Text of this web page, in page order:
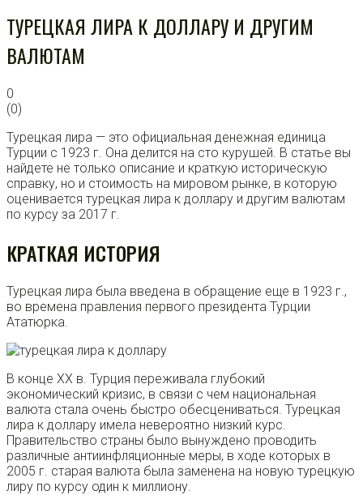
ТУРЕЦКАЯ ЛИРА К ДОЛЛАРУ И ДРУГИМ
ВАЛЮТАМ
0
(0)
Турецкая лира — это официальная денежная единица
Турции с 1923 г. Она делится на сто курушей. В статье вы
найдете не только описание и краткую историческую
справку, но и стоимость на мировом рынке, в которую
оценивается турецкая лира к доллару и другим валютам
по курсу за 2017 г.
КРАТКАЯ ИСТОРИЯ
Турецкая лира была введена в обращение еще в 1923 г.,
во времена правления первого президента Турции
Ататюрка.
В конце XX в. Турция переживала глубокий
экономический кризис, в связи с чем национальная
валюта стала очень быстро обесцениваться. Турецкая
лира к доллару имела невероятно низкий курс.
Правительство страны было вынуждено проводить
различные антиинфляционные меры, в ходе которых в
2005 г. старая валюта была заменена на новую турецкую
лиру по курсу один к миллиону.